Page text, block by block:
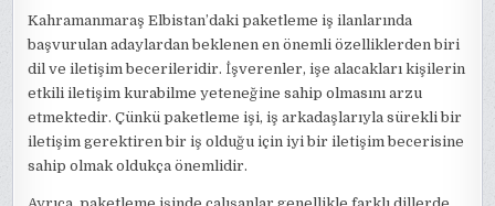
Kahramanmaraş Elbistan’daki paketleme iş ilanlarında
başvurulan adaylardan beklenen en önemli özelliklerden biri
dil ve iletişim becerileridir. İşverenler, işe alacakları kişilerin
etkili iletişim kurabilme yeteneğine sahip olmasını arzu
etmektedir. Çünkü paketleme işi, iş arkadaşlarıyla sürekli bir
iletişim gerektiren bir iş olduğu için iyi bir iletişim becerisine
sahip olmak oldukça önemlidir.